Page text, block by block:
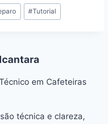
#Tutorial
em Cafeteiras
técnica e clareza,